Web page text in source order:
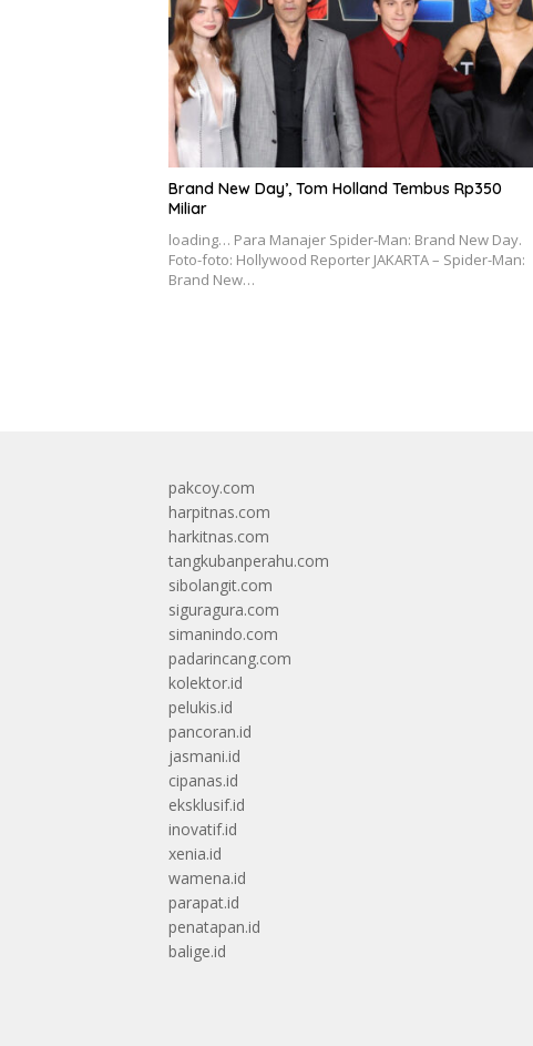
Brand New Day’, Tom Holland Tembus Rp350
Miliar
loading… Para Manajer Spider-Man: Brand New Day.
Foto-foto: Hollywood Reporter JAKARTA – Spider-Man:
Brand New…
pakcoy.com
harpitnas.com
harkitnas.com
tangkubanperahu.com
sibolangit.com
siguragura.com
simanindo.com
padarincang.com
kolektor.id
pelukis.id
pancoran.id
jasmani.id
cipanas.id
eksklusif.id
inovatif.id
xenia.id
wamena.id
parapat.id
penatapan.id
balige.id